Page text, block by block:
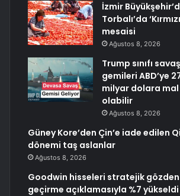
İzmir
Torbalı’da
mesaisi
Ağustos 8, 2026
Trump sınıfı savaş
gemileri ABD’ye
milyar dolara mal
olabilir
Ağustos 8, 2026
Güney Kore’den Çin’e iade edilen
dönemi taş aslanlar
Ağustos 8, 2026
Goodwin hisseleri stratejik gözden
geçirme açıklamasıyla %7 yükseldi